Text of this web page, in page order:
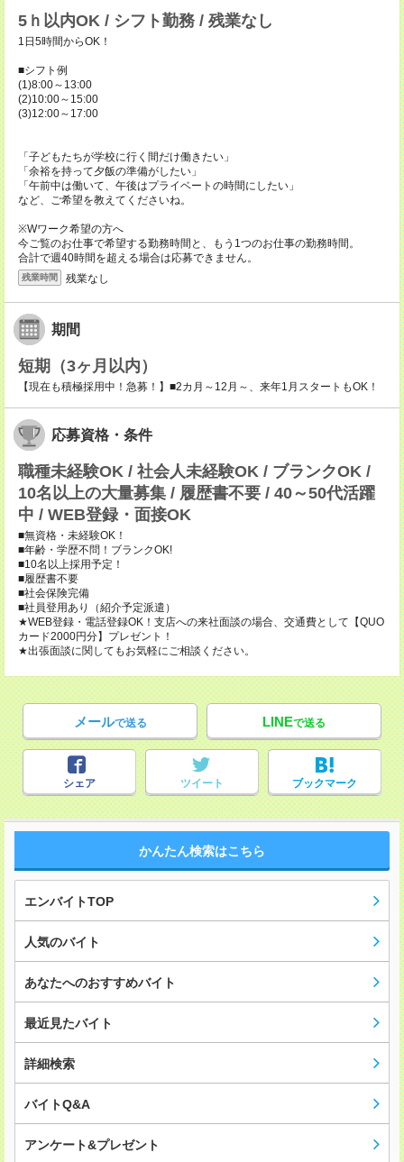
5ｈ以内OK / シフト勤務 / 残業なし
1日5時間からOK！
■シフト例
(1)8:00～13:00
(2)10:00～15:00
(3)12:00～17:00
「子どもたちが学校に行く間だけ働きたい」
「余裕を持って夕飯の準備がしたい」
「午前中は働いて、午後はプライベートの時間にしたい」
など、ご希望を教えてくださいね。
※Wワーク希望の方へ
今ご覧のお仕事で希望する勤務時間と、もう1つのお仕事の勤務時間。
合計で週40時間を超える場合は応募できません。
残業時間 残業なし
期間
短期（3ヶ月以内）
【現在も積極採用中！急募！】■2カ月～12月～、来年1月スタートもOK！
応募資格・条件
職種未経験OK / 社会人未経験OK / ブランクOK /
10名以上の大量募集 / 履歴書不要 / 40～50代活躍
中 / WEB登録・面接OK
■無資格・未経験OK！
■年齢・学歴不問！ブランクOK!
■10名以上採用予定！
■履歴書不要
■社会保険完備
■社員登用あり（紹介予定派遣）
★WEB登録・電話登録OK！支店への来社面談の場合、交通費として【QUO
カード2000円分】プレゼント！
★出張面談に関してもお気軽にご相談ください。
メールで送る LINEで送る
シェア ツイート ブックマーク
かんたん検索はこちら
エンバイトTOP
人気のバイト
あなたへのおすすめバイト
最近見たバイト
詳細検索
バイトQ&A
アンケート&プレゼント